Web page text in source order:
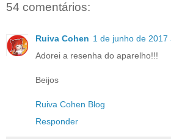
54 comentários:
Ruiva Cohen 1 de junho de 2017
Adorei a resenha do aparelho!!!
Beijos
Ruiva Cohen Blog
Responder